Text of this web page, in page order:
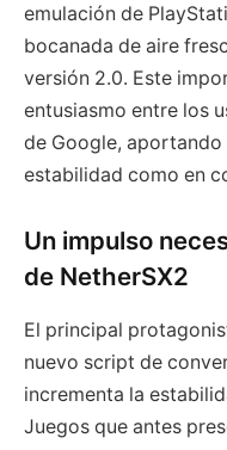
emulación de
bocanada de aire
versión 2.0. Este
entusiasmo entre los
de Google,
estabilidad como en
Un impulso
de NetherSX2
El principal
nuevo script de
incrementa la
Juegos que antes